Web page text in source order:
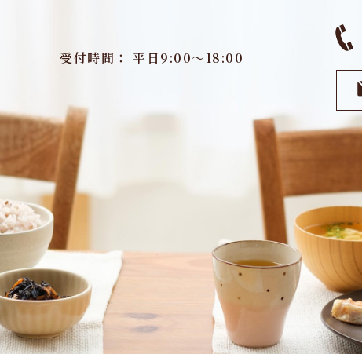
受付時間： 平日9:00～18:00